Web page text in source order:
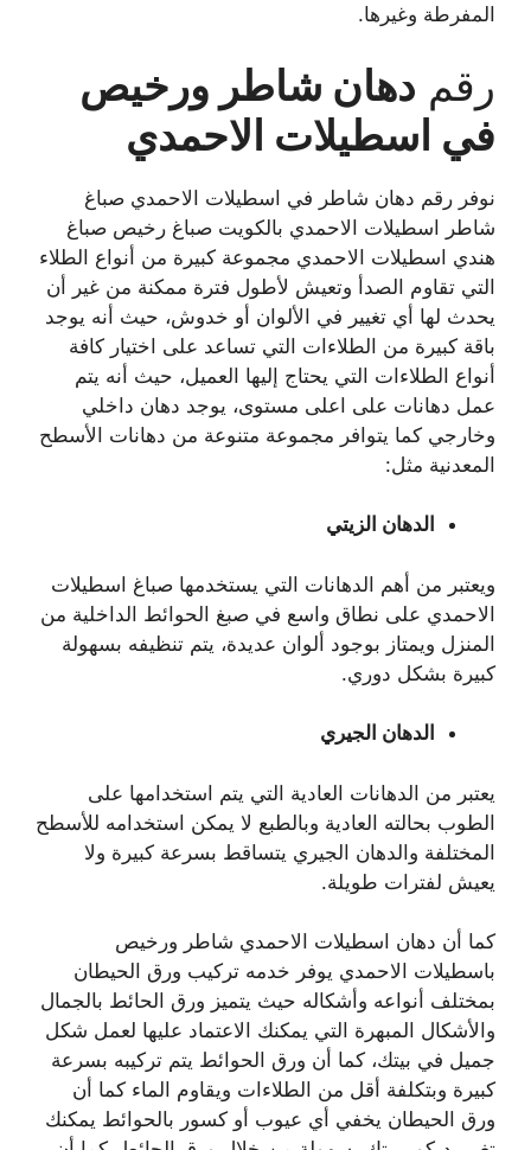
المفرطة وغيرها.
رقم دهان شاطر ورخيص
في اسطيلات الاحمدي
نوفر رقم دهان شاطر في اسطيلات الاحمدي صباغ
شاطر اسطيلات الاحمدي بالكويت صباغ رخيص صباغ
هندي اسطيلات الاحمدي مجموعة كبيرة من أنواع الطلاء
التي تقاوم الصدأ وتعيش لأطول فترة ممكنة من غير أن
يحدث لها أي تغيير في الألوان أو خدوش، حيث أنه يوجد
باقة كبيرة من الطلاءات التي تساعد على اختيار كافة
أنواع الطلاءات التي يحتاج إليها العميل، حيث أنه يتم
عمل دهانات على اعلى مستوى، يوجد دهان داخلي
وخارجي كما يتوافر مجموعة متنوعة من دهانات الأسطح
المعدنية مثل:
الدهان الزيتي
ويعتبر من أهم الدهانات التي يستخدمها صباغ اسطيلات
الاحمدي على نطاق واسع في صبغ الحوائط الداخلية من
المنزل ويمتاز بوجود ألوان عديدة، يتم تنظيفه بسهولة
كبيرة بشكل دوري.
الدهان الجيري
يعتبر من الدهانات العادية التي يتم استخدامها على
الطوب بحالته العادية وبالطبع لا يمكن استخدامه للأسطح
المختلفة والدهان الجيري يتساقط بسرعة كبيرة ولا
يعيش لفترات طويلة.
كما أن دهان اسطيلات الاحمدي شاطر ورخيص
باسطيلات الاحمدي يوفر خدمه تركيب ورق الحيطان
بمختلف أنواعه وأشكاله حيث يتميز ورق الحائط بالجمال
والأشكال المبهرة التي يمكنك الاعتماد عليها لعمل شكل
جميل في بيتك، كما أن ورق الحوائط يتم تركيبه بسرعة
كبيرة وبتكلفة أقل من الطلاءات ويقاوم الماء كما أن
ورق الحيطان يخفي أي عيوب أو كسور بالحوائط يمكنك